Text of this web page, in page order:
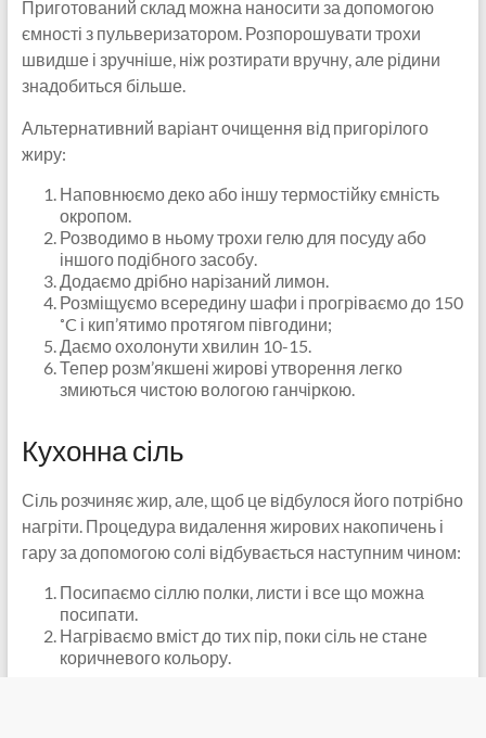
Приготований склад можна наносити за допомогою
ємності з пульверизатором. Розпорошувати трохи
швидше і зручніше, ніж розтирати вручну, але рідини
знадобиться більше.
Альтернативний варіант очищення від пригорілого
жиру:
Наповнюємо деко або іншу термостійку ємність
окропом.
Розводимо в ньому трохи гелю для посуду або
іншого подібного засобу.
Додаємо дрібно нарізаний лимон.
Розміщуємо всередину шафи і прогріваємо до 150
˚C і кип’ятимо протягом півгодини;
Даємо охолонути хвилин 10-15.
Тепер розм’якшені жирові утворення легко
змиються чистою вологою ганчіркою.
Кухонна сіль
Сіль розчиняє жир, але, щоб це відбулося його потрібно
нагріти. Процедура видалення жирових накопичень і
гару за допомогою солі відбувається наступним чином:
Посипаємо сіллю полки, листи і все що можна
посипати.
Нагріваємо вміст до тих пір, поки сіль не стане
коричневого кольору.